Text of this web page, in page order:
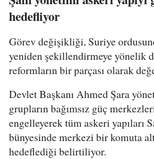
hedefliyor
Görev değişikliği, Suriye
yeniden şekillendirmeye yönelik
reformların bir parçası olarak
Devlet Başkanı Ahmed Şara
grupların bağımsız güç
engelleyerek tüm askeri yapıları
bünyesinde merkezi bir komuta
hedeflediği belirtiliyor.